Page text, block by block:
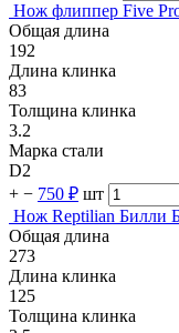
Нож флиппер Five
Общая длина
192
Длина клинка
83
Толщина клинка
3.2
Марка стали
D2
+ − 750 ₽ шт
Нож Reptilian Билли
Общая длина
273
Длина клинка
125
Толщина клинка